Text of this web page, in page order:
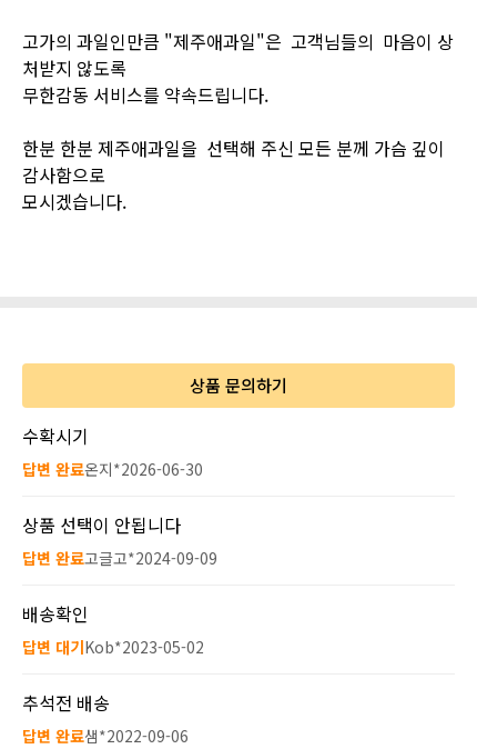
고가의 과일인만큼 "제주애과일"은 고객님들의 마음이 상
처받지 않도록
무한감동 서비스를 약속드립니다.
한분 한분 제주애과일을 선택해 주신 모든 분께 가슴 깊이
감사함으로
모시겠습니다.
상품 문의하기
수확시기
답변 완료온지*2026-06-30
상품 선택이 안됩니다
답변 완료고글고*2024-09-09
배송확인
답변 대기Kob*2023-05-02
추석전 배송
답변 완료샘*2022-09-06